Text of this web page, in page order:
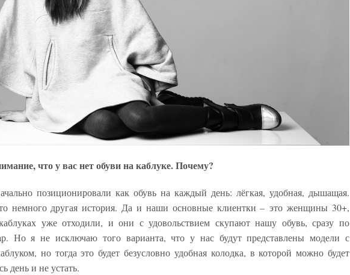
что у вас нет обуви на каблуке. Почему?
позиционировали как обувь на каждый день: лёгкая, удобная, дышащая.
немного другая история. Да и наши основные клиентки – это женщины 30+,
уже отходили, и они с удовольствием скупают нашу обувь, сразу по
Но я не исключаю того варианта, что у нас будут представлены модели с
но тогда это будет безусловно удобная колодка, в которой можно будет
день и не устать.